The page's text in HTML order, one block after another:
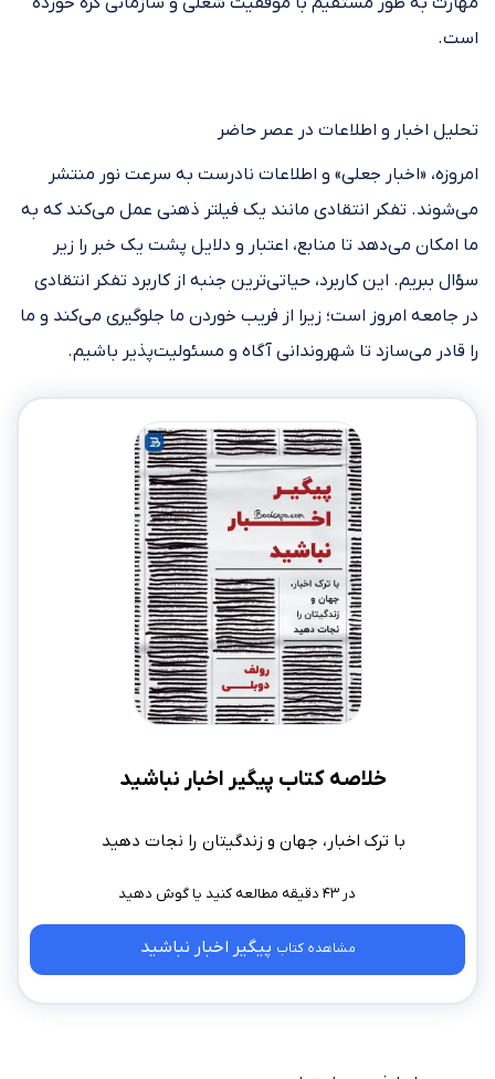
است.
تحلیل اخبار و اطلاعات در عصر حاضر
امروزه، «اخبار جعلی» و اطلاعات نادرست به سرعت نور منتشر
می‌شوند. تفکر انتقادی مانند یک فیلتر ذهنی عمل می‌کند که به
ما امکان می‌دهد تا منابع، اعتبار و دلایل پشت یک خبر را زیر
سؤال ببریم. این کاربرد، حیاتی‌ترین جنبه از کاربرد تفکر انتقادی
در جامعه امروز است؛ زیرا از فریب خوردن ما جلوگیری می‌کند و ما
را قادر می‌سازد تا شهروندانی آگاه و مسئولیت‌پذیر باشیم.
خلاصه کتاب پیگیر اخبار نباشید
با ترک اخبار، جهان و زندگیتان را نجات دهید
در ۴۳ دقیقه مطالعه کنید
مشاهده کتاب پیگیر اخبار نباشید